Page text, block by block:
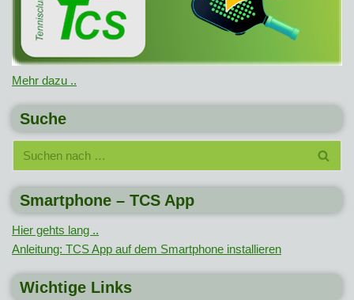
Mehr dazu ..
Suche
Smartphone – TCS App
Hier gehts lang ..
Anleitung: TCS App auf dem Smartphone installieren
Wichtige Links